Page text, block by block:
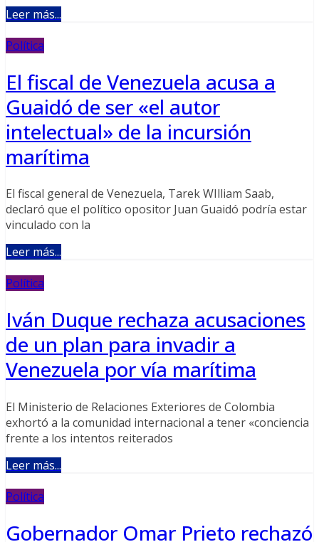
Leer más...
Política
El fiscal de Venezuela acusa a
Guaidó de ser «el autor
intelectual» de la incursión
marítima
El fiscal general de Venezuela, Tarek WIlliam Saab,
declaró que el político opositor Juan Guaidó podría estar
vinculado con la
Leer más...
Política
Iván Duque rechaza acusaciones
de un plan para invadir a
Venezuela por vía marítima
El Ministerio de Relaciones Exteriores de Colombia
exhortó a la comunidad internacional a tener «conciencia
frente a los intentos reiterados
Leer más...
Política
Gobernador Omar Prieto rechazó